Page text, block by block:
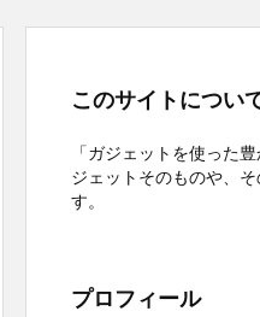
このサイトについ
「ガジェットを使った
ジェットそのものや、
す。
プロフィール